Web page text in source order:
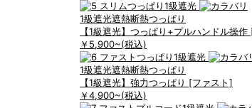
1級遮光遮熱断熱つっぱり
【1級遮光】つっぱり+プルハンドル操
￥5,900~(税込)
1級遮光遮熱断熱つっぱり
【1級遮光】強力つっぱり [ファスト]
￥4,900~(税込)